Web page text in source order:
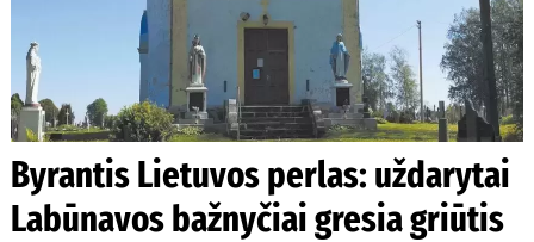
Byrantis Lietuvos perlas: uždarytai
Labūnavos bažnyčiai gresia griūtis